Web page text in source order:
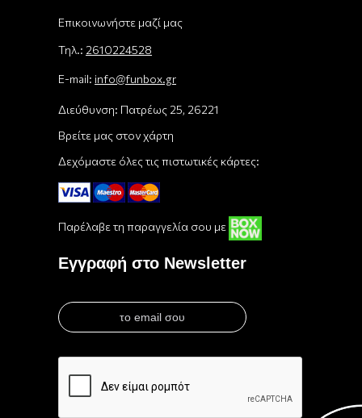
Επικοινωνήστε μαζί μας
Τηλ.: 2610224528
E-mail: info@funbox.gr
Διεύθυνση: Πατρέως 25, 26221
Βρείτε μας στον χάρτη
Δεχόμαστε όλες τις πιστωτικές κάρτες:
Παρέλαβε τη παραγγελία σου με
Εγγραφή στο Newsletter